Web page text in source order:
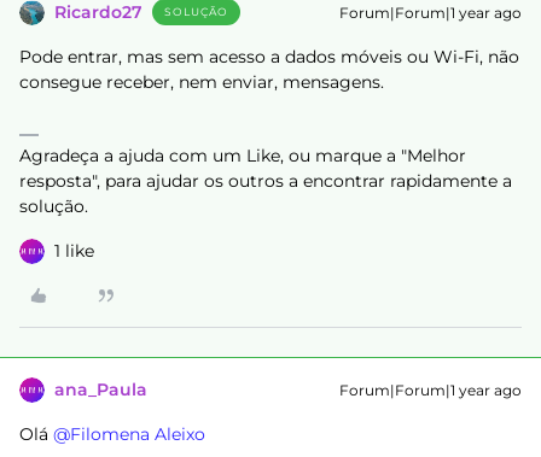
Ricardo27 SOLUÇÃO Forum|Forum|1 year ago
Pode entrar, mas sem acesso a dados móveis ou Wi-Fi, não
consegue receber, nem enviar, mensagens.
Agradeça a ajuda com um Like, ou marque a "Melhor
resposta", para ajudar os outros a encontrar rapidamente a
solução.
1 like
ana_Paula Forum|Forum|1 year ago
Olá ​ @Filomena Aleixo